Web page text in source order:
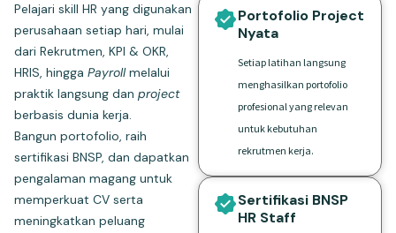
Pelajari skill HR yang digunakan
perusahaan setiap hari, mulai
dari Rekrutmen, KPI & OKR,
HRIS, hingga Payrollmelalui
praktik langsung dan project
berbasis dunia kerja.
Bangun portofolio, raih
sertifikasi BNSP, dan dapatkan
pengalaman magang untuk
memperkuat CV serta
meningkatkan peluang
Portofolio Project
Nyata
Setiap latihan langsung
menghasilkan portofolio
profesional yang relevan
untuk kebutuhan
rekrutmen kerja.
Sertifikasi BNSP
HR Staff